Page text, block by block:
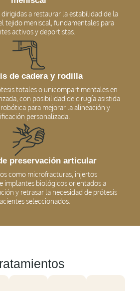
a restaurar la estabilidad de la
tejido meniscal, fundamentales para
activos y deportistas.
de cadera y rodilla
totales o unicompartimentales en
con posibilidad de cirugía asistida
para mejorar la alineación y
personalizada.
preservación articular
como microfracturas, injertos
implantes biológicos orientados a
y retrasar la necesidad de prótesis
seleccionados.